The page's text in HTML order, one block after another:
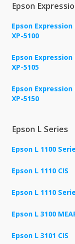
Epson
Epson Expression
XP-5100
Epson Expression
XP-5105
Epson Expression
XP-5150
Epson L Series
Epson L 1100
Epson L 1110 CIS
Epson L 1110
Epson L 3100
Epson L 3101 CIS